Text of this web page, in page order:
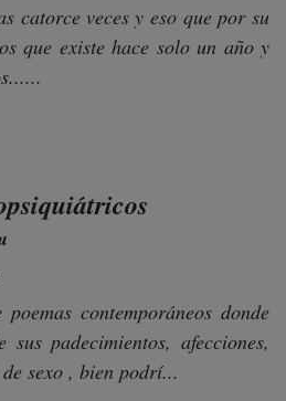
catorce veces y eso que por su
que existe hace solo un año y
contemporáneos donde
padecimientos, afecciones,
sexo , bien podrí...